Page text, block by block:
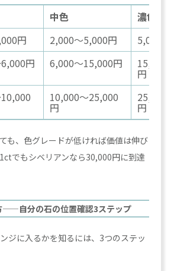
中色
濃色
円 2,000〜5,000円
5,000
円 6,000〜15,000円 15,000
円
10,000〜25,000
円
25,000
円
も、色グレードが低ければ価値は伸び
でもシベリアンなら30,000円に到達
——自分の石の位置確認3ステップ
ジに入るかを知るには、3つのステッ